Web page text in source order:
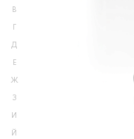
В
Г
Д
Е
Ж
З
И
Й